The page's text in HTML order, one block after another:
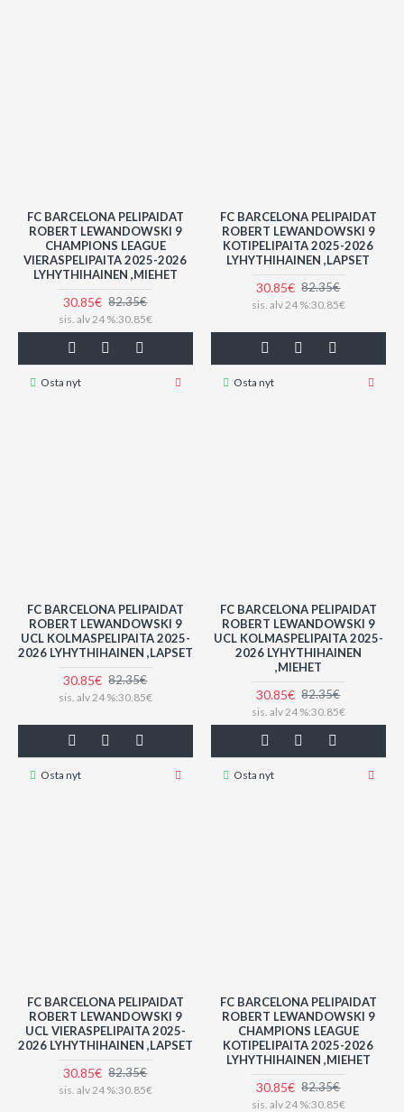
FC BARCELONA PELIPAIDAT
ROBERT LEWANDOWSKI 9
CHAMPIONS LEAGUE
VIERASPELIPAITA 2025-2026
LYHYTHIHAINEN ,MIEHET
30.85€ 82.35€
sis. alv 24 %:30.85€
Osta nyt
FC BARCELONA PELIPAIDAT
ROBERT LEWANDOWSKI 9
KOTIPELIPAITA 2025-2026
LYHYTHIHAINEN ,LAPSET
30.85€ 82.35€
sis. alv 24 %:30.85€
Osta nyt
FC BARCELONA PELIPAIDAT
ROBERT LEWANDOWSKI 9
UCL KOLMASPELIPAITA 2025-
2026 LYHYTHIHAINEN ,LAPSET
30.85€ 82.35€
sis. alv 24 %:30.85€
Osta nyt
FC BARCELONA PELIPAIDAT
ROBERT LEWANDOWSKI 9
UCL KOLMASPELIPAITA 2025-
2026 LYHYTHIHAINEN
,MIEHET
30.85€ 82.35€
sis. alv 24 %:30.85€
Osta nyt
FC BARCELONA PELIPAIDAT
ROBERT LEWANDOWSKI 9
UCL VIERASPELIPAITA 2025-
2026 LYHYTHIHAINEN ,LAPSET
30.85€ 82.35€
sis. alv 24 %:30.85€
FC BARCELONA PELIPAIDAT
ROBERT LEWANDOWSKI 9
CHAMPIONS LEAGUE
KOTIPELIPAITA 2025-2026
LYHYTHIHAINEN ,MIEHET
30.85€ 82.35€
sis. alv 24 %:30.85€